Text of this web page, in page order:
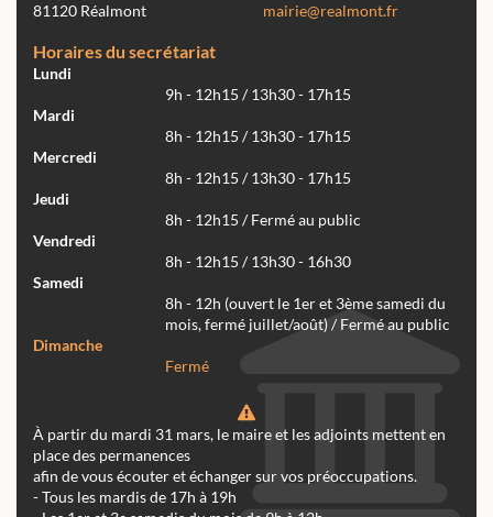
81120 Réalmont
mairie@realmont.fr
Horaires du secrétariat
Lundi
9h - 12h15 / 13h30 - 17h15
Mardi
8h - 12h15 / 13h30 - 17h15
Mercredi
8h - 12h15 / 13h30 - 17h15
Jeudi
8h - 12h15 / Fermé au public
Vendredi
8h - 12h15 / 13h30 - 16h30
Samedi
8h - 12h (ouvert le 1er et 3ème samedi du
mois, fermé juillet/août) / Fermé au public
Dimanche
Fermé
À partir du mardi 31 mars, le maire et les adjoints mettent en
place des permanences
afin de vous écouter et échanger sur vos préoccupations.
- Tous les mardis de 17h à 19h